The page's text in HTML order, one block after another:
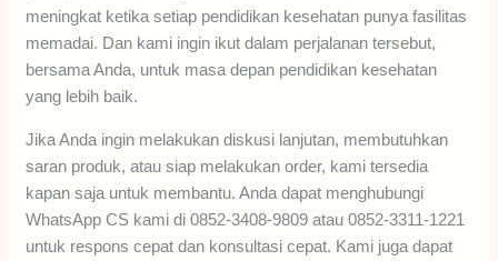
meningkat ketika setiap pendidikan kesehatan punya fasilitas
memadai. Dan kami ingin ikut dalam perjalanan tersebut,
bersama Anda, untuk masa depan pendidikan kesehatan
yang lebih baik.
Jika Anda ingin melakukan diskusi lanjutan, membutuhkan
saran produk, atau siap melakukan order, kami tersedia
kapan saja untuk membantu. Anda dapat menghubungi
WhatsApp CS kami di 0852-3408-9809 atau 0852-3311-1221
untuk respons cepat dan konsultasi cepat. Kami juga dapat